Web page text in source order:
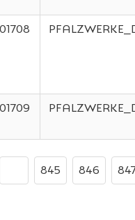
845 846